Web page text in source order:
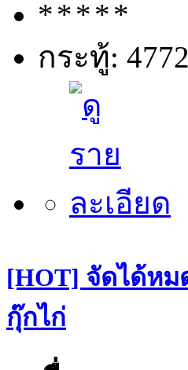
กระทู้:
[HOT] จัดได้หม
กุ๊กไก่